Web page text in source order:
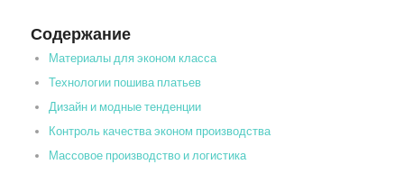
Содержание
Материалы для эконом класса
Технологии пошива платьев
Дизайн и модные тенденции
Контроль качества эконом производства
Массовое производство и логистика